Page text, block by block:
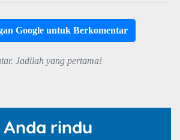
Google untuk Berkomentar
Jadilah yang pertama!
rindu